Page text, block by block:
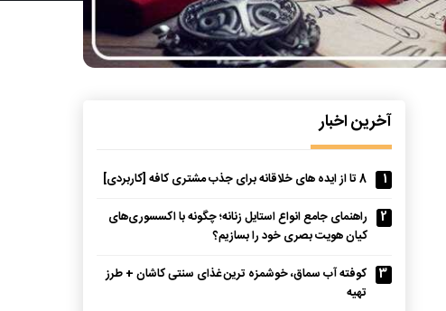
آخرین اخبار
1
8 تا از ایده های خلاقانه برای جذب مشتری کافه [کاربردی]
2
راهنمای جامع انواع استایل زنانه؛ چگونه با اکسسوری‌های
کیان هویت بصری خود را بسازیم؟
3
کوفته آب سماق، خوشمزه ترین غذای سنتی کاشان + طرز
تهیه